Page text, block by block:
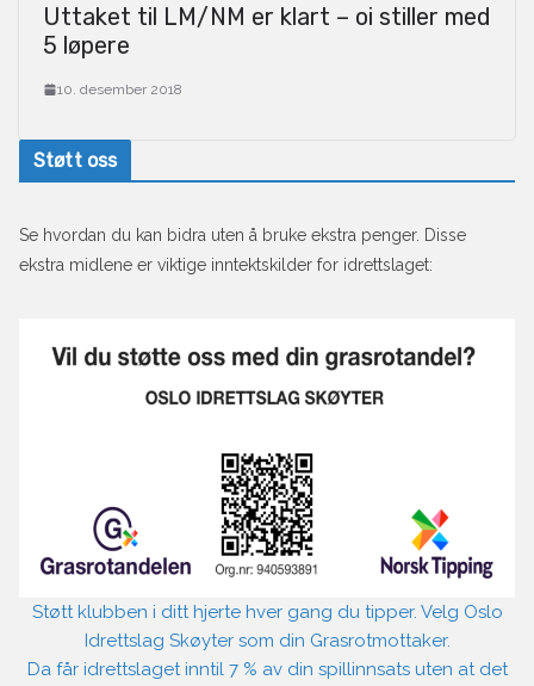
Uttaket til LM/NM er klart – oi stiller med
5 løpere
10. desember 2018
Støtt oss
Se hvordan du kan bidra uten å bruke ekstra penger. Disse
ekstra midlene er viktige inntektskilder for idrettslaget:
Støtt klubben i ditt hjerte hver gang du tipper. Velg Oslo
Idrettslag Skøyter som din Grasrotmottaker.
Da får idrettslaget inntil 7 % av din spillinnsats uten at det